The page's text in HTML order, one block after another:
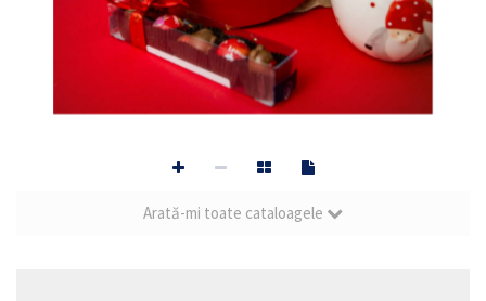
Arată-mi toate cataloagele